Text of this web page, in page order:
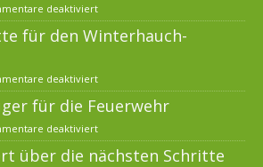
deaktiviert
für den Winterhauch-
deaktiviert
für die Feuerwehr
deaktiviert
über die nächsten Schritte